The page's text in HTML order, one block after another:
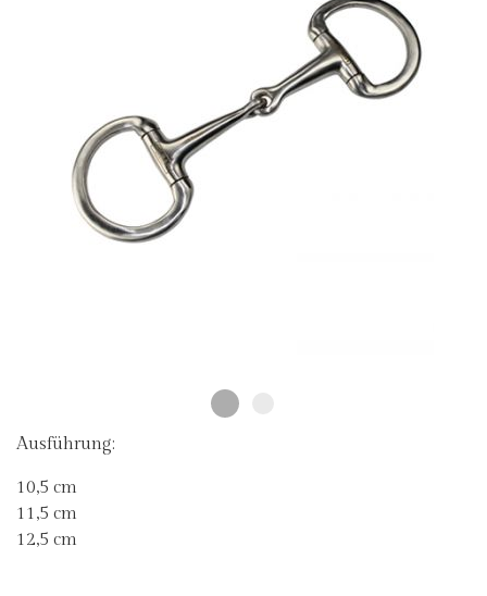
Ausführung:
10,5 cm
11,5 cm
12,5 cm